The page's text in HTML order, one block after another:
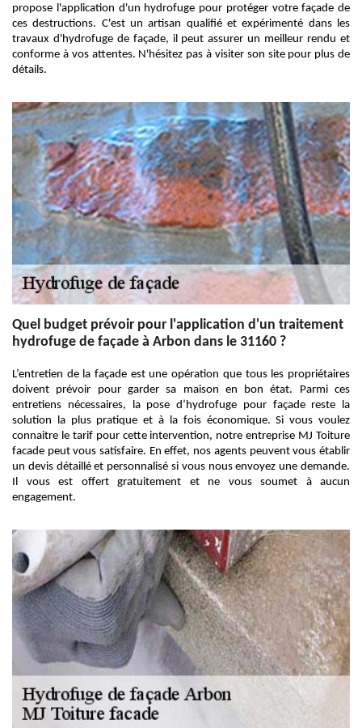
propose l'application d'un hydrofuge pour protéger votre façade de
ces destructions. C'est un artisan qualifié et expérimenté dans les
travaux d'hydrofuge de façade, il peut assurer un meilleur rendu et
conforme à vos attentes. N'hésitez pas à visiter son site pour plus de
détails.
Quel budget prévoir pour l'application d'un traitement
hydrofuge de façade à Arbon dans le 31160 ?
L’entretien de la façade est une opération que tous les propriétaires
doivent prévoir pour garder sa maison en bon état. Parmi ces
entretiens nécessaires, la pose d’hydrofuge pour façade reste la
solution la plus pratique et à la fois économique. Si vous voulez
connaitre le tarif pour cette intervention, notre entreprise MJ Toiture
facade peut vous satisfaire. En effet, nos agents peuvent vous établir
un devis détaillé et personnalisé si vous nous envoyez une demande.
Il vous est offert gratuitement et ne vous soumet à aucun
engagement.